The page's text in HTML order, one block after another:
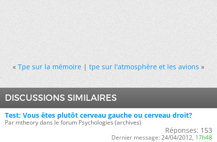
« Tpe sur la mémoire|tpe sur l'atmosphère et les avions »
DISCUSSIONS SIMILAIRES
Test: Vous êtes plutôt cerveau gauche ou cerveau droit?
Par mtheory dans le forum Psychologies (archives)
Réponses: 153
Dernier message: 24/04/2012, 17h48